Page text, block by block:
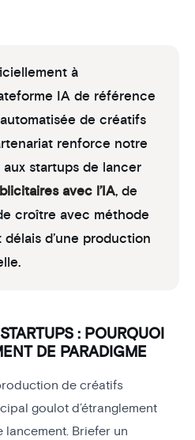
à
IA de référence
de créatifs
renforce notre
startups de lancer
avec l’IA, de
croître avec méthode
d’une production
: POURQUOI
DE PARADIGME
de créatifs
goulot d’étranglement
Briefer un